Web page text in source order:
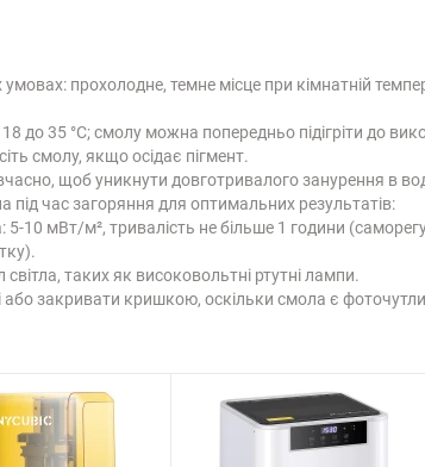
прохолодне, темне місце при кімнатній
до 35 °C; смолу можна попередньо підігріти до
смолу, якщо осідає пігмент.
щоб уникнути довготривалого занурення в
під час загоряння для оптимальних результатів:
5-10 мВт/м², тривалість не більше 1 години
таких як високовольтні ртутні лампи.
або закривати кришкою, оскільки смола є